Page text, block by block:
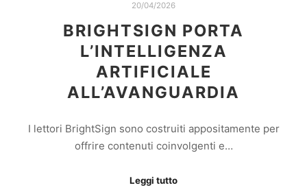
20/04/2026
BRIGHTSIGN PORTA
L’INTELLIGENZA
ARTIFICIALE
ALL’AVANGUARDIA
I lettori BrightSign sono costruiti appositamente per
offrire contenuti coinvolgenti e…
Leggi tutto